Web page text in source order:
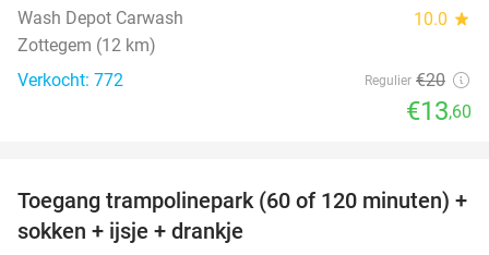
Wash Depot Carwash 10.0 star
Zottegem (12 km)
Verkocht: 772
Regulier €20
€13,60
47%
Toegang trampolinepark (60 of 120 minuten) +
sokken + ijsje + drankje